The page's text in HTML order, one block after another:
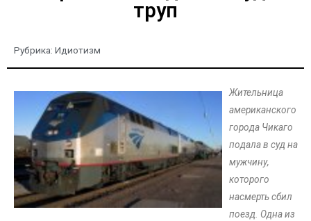
труп
Рубрика: Идиотизм
Жительница
американского
города Чикаго
подала в суд на
мужчину,
которого
насмерть сбил
поезд. Одна из